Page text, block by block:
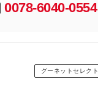
0078-6040-0554
グーネットセレクト